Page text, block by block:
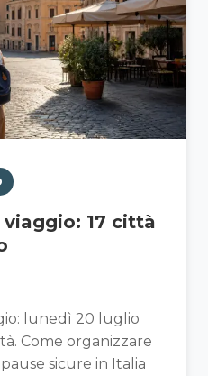
17 città
lunedì 20 luglio
Come organizzare
sicure in Italia